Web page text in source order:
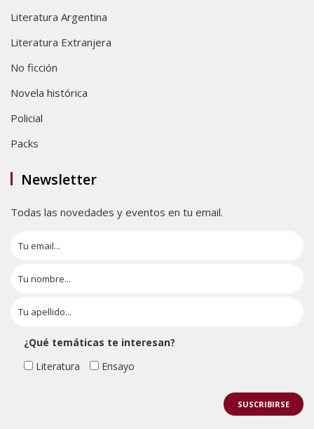
Literatura Argentina
Literatura Extranjera
No ficción
Novela histórica
Policial
Packs
Newsletter
Todas las novedades y eventos en tu email.
¿Qué temáticas te interesan?
Literatura
Ensayo